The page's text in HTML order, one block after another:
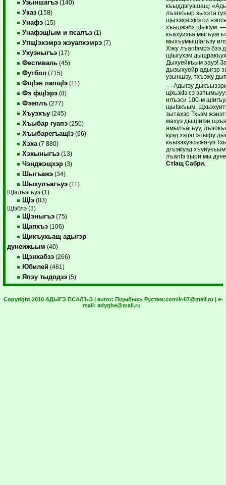
Узыншагъэ (140)
Указ (158)
Унафэ (15)
УнафэщIым и псалъэ (1)
УпщIэхэмрэ жэуапхэмрэ (7)
Ухуэныгъэ (17)
Фестиваль (45)
Футбол (715)
ФщIэн папщIэ (11)
Фэ фщIэрэ (8)
Фэеплъ (277)
Хъуэхъу (245)
Хъыбар гуапэ (250)
ХъыбарегъащIэ (66)
Хэха (7 880)
Хэхыныгъэ (13)
Чэнджэщхэр (3)
Шыгъажэ (34)
Шыхулъагъуэ (11)
ЩIалъэгъуэ (1)
ЩIэ (83)
ЩIэблэ (3)
ЩIэныгъэ (75)
Щапхъэ (106)
Щикъухьащ адыгэр
дунеижьым (40)
Щэнхабзэ (266)
Юбилей (461)
Япэу тыдодзэ (5)
къыддэгуэшащ:
лъэпкъыр зыхэта
щызэхэсхкIэ си
хъыджэбз цIыкIум.
къахуихьа
мыхъумыщIагъэу
Хэку лъапIэмрэ бзэ
щIыгухэм
Дыхуейкъым зауэ!
дызыхуейр адыгэр
узыншэу, тхъэжу
— Адыгэу
щхьэкIэ сэ
илъэси 100-м
щыIэкъым.
зытахэр Тхьэм
махуэ дыщIиIэн
ямылъагъуу,
куэд зэдэтIэтыфу
къызэхуэсыжа-уэ
дгъэкIуэд
лъапIэ зыри мы
СтIащ Сабри.
Copyright 2010 АДЫГЭ ПСАЛЪЭ | autor: Пщыбыхь Рустам:comik-07@mail.ru | e-
mail: adyghe@mail.ru